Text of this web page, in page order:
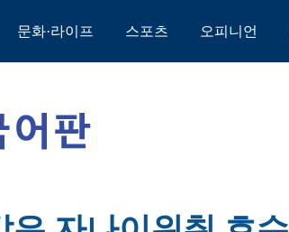
문화·라이프 스포츠 오피니언